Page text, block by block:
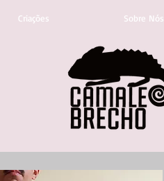
Criações Sobre Nós